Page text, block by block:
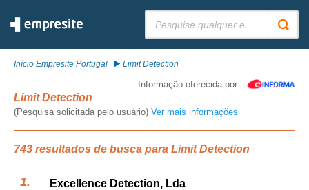
Início Empresite Portugal Limit Detection
Informação oferecida por
Limit Detection
(Pesquisa solicitada pelo usuário) Ver mais informações
743 resultados de busca para Limit Detection
Excellence Detection, Lda